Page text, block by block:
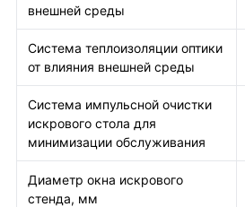
внешней среды
Система теплоизоляции оптики
от влияния внешней среды
Система импульсной очистки
искрового стола для
минимизации обслуживания
Диаметр окна искрового
стенда, мм